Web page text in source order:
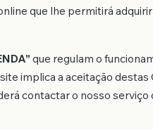
que lhe permitirá
que regulam o
implica a aceitação destas
contactar o nosso